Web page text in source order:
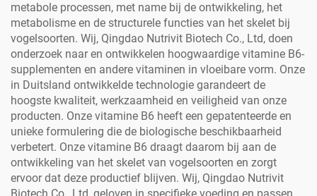
metabole processen, met name bij de ontwikkeling, het
metabolisme en de structurele functies van het skelet bij
vogelsoorten. Wij, Qingdao Nutrivit Biotech Co., Ltd, doen
onderzoek naar en ontwikkelen hoogwaardige vitamine B6-
supplementen en andere vitaminen in vloeibare vorm. Onze
in Duitsland ontwikkelde technologie garandeert de
hoogste kwaliteit, werkzaamheid en veiligheid van onze
producten. Onze vitamine B6 heeft een gepatenteerde en
unieke formulering die de biologische beschikbaarheid
verbetert. Onze vitamine B6 draagt daarom bij aan de
ontwikkeling van het skelet van vogelsoorten en zorgt
ervoor dat deze productief blijven. Wij, Qingdao Nutrivit